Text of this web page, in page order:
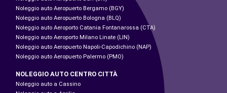
Noleggio auto Aeropuerto Bergamo (BGY)
Noleggio auto Aeropuerto Bologna (BLQ)
Noleggio auto Aeroporto Catania Fontanarossa (CTA)
Noleggio auto Aeroporto Milano Linate (LIN)
Noleggio auto Aeropuerto Napoli-Capodichino (NAP)
Noleggio auto Aeropuerto Palermo (PMO)
NOLEGGIO AUTO CENTRO CITTÀ
Noleggio auto a Cassino